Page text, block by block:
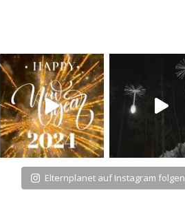
Elternplanet auf Instagram folgen